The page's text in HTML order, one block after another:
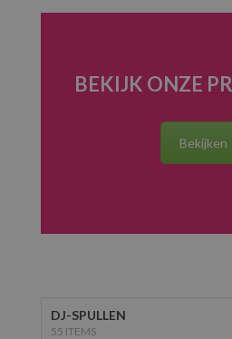
BEKIJK ONZE
Bekijken
DJ-SPULLEN
55 ITEMS